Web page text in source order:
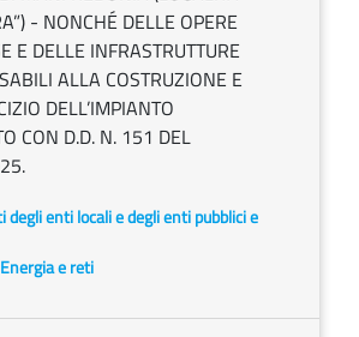
- NONCHÉ DELLE OPERE
E DELLE INFRASTRUTTURE
ALLA COSTRUZIONE E
DELL’IMPIANTO
CON D.D. N. 151 DEL
degli enti locali e degli enti pubblici e
Energia e reti